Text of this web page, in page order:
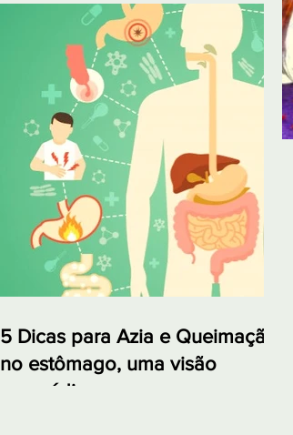
5 Dicas para Azia e Queimação
no estômago, uma visão
ayurvédica